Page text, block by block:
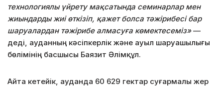
технологиялы үйрету мақсатында семинарлар мен
жиындарды жиі өткізіп, қажет болса тәжірибесі бар
шаруалардан тәжірибе алмасуға көмектесеміз»—
деді, ауданның кәсіпкерлік және ауыл шаруашылығы
бөлімінің басшысы Баязит Әлімқұл.
Айта кетейік, ауданда 60 629 гектар суғармалы жер